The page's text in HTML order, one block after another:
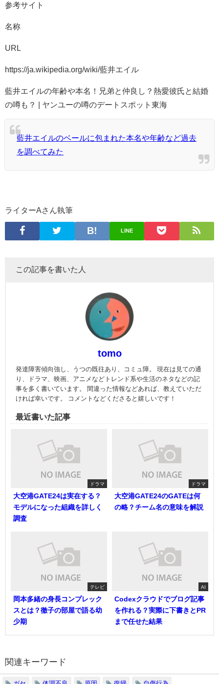
参考サイト
名称
URL
https://ja.wikipedia.org/wiki/藍井エイル
藍井エイルの年齢や本名！兄弟と仲良し？熱愛彼氏と結婚
の噂も？ | ヤンユーの噂のデートスポット東海
藍井エイルのベールに包まれた本名や年齢など過去
を調べてみた
ライターAさん執筆
LINE
この記事を書いた人
tomo
発達障害傾向強し、うつの既往あり、コミュ障。 現在は見ての通
り、ドラマ、映画、アニメなどトレンド系や生活のネタなどの記
事を多く書いています。 間違った情報などあれば、教えていただ
ければ幸いです。 コメントなどくださると嬉しいです！
最近書いた記事
ドラマ
大空港GATE24は実在する？
モデルになった組織を詳しく
調査
ドラマ
大空港GATE24のGATEは何
の略？チーム名の意味を解説
テレビ
岡本多緒の身長コンプレック
スとは？徹子の部屋で語る幼
少期
AI
Codexクラウドでブログ記事
を作れる？実際に下書きとPR
まで任せた結果
関連キーワード